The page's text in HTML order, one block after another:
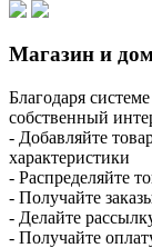
Магазин и
Благодаря
собственный
- Добавляйте
характеристики
- Распределяйте
- Получайте
- Делайте
- Получайте